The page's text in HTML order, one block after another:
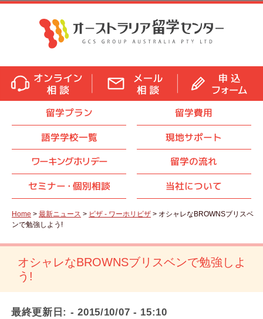
留学プラン
留学費用
語学学校一覧
現地サポート
ワーキングホリデー
留学の流れ
セミナー・ 個別相談 当社について
Home > 最新ニュース > ビザ - ワーホリビザ > オシャレなBROWNSブリスベ
ンで勉強しよう!
オシャレなBROWNSブリスベンで勉強しよ
う!
最終更新日: - 2015/10/07 - 15:10